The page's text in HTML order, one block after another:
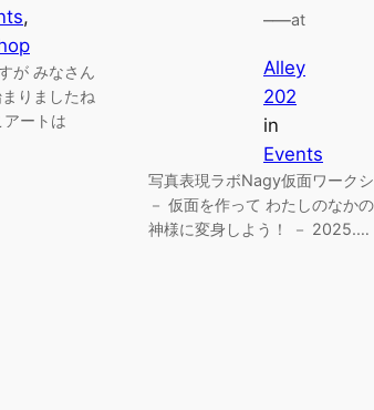
が みなさん
りましたね
ートは
–—at
Alley
202
in
Events
写真表現ラボNagy仮面ワーク
－ 仮面を作って わたしのなか
神様に変身しよう！ － 2025.…